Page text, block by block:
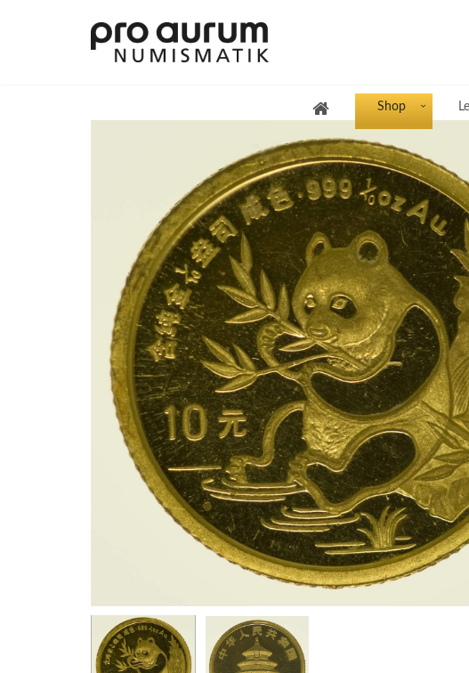
Shop
Übersicht Goldprodukte
Deutsche Goldmünzen
Goldmünzen übriges Europa
Goldmünzen übrige Welt
Goldbarren